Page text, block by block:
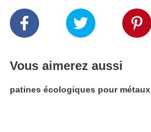
Vous aimerez aussi
patines écologiques pour métaux